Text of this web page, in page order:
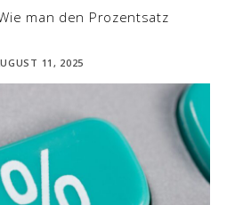
man den Prozentsatz
11, 2025